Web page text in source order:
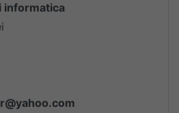
informatica